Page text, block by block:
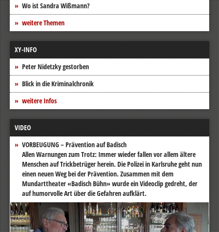
Wo ist Sandra Wißmann?
weitere Themen
XY-INFO
Peter Nidetzky gestorben
Blick in die Kriminalchronik
weitere Infos
VIDEO
VORBEUGUNG – Prävention auf Badisch
Allen Warnungen zum Trotz: Immer wieder fallen vor allem ältere
Menschen auf Trickbetrüger herein. Die Polizei in Karlsruhe geht nun
einen neuen Weg bei der Prävention. Zusammen mit dem
Mundarttheater «Badisch Bühn» wurde ein Videoclip gedreht, der
auf humorvolle Art über die Gefahren aufklärt.
Video-
Player